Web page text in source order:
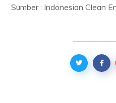
Sumber : Indonesian Clean